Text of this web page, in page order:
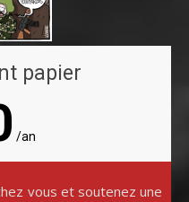
papier
/an
vous et soutenez une